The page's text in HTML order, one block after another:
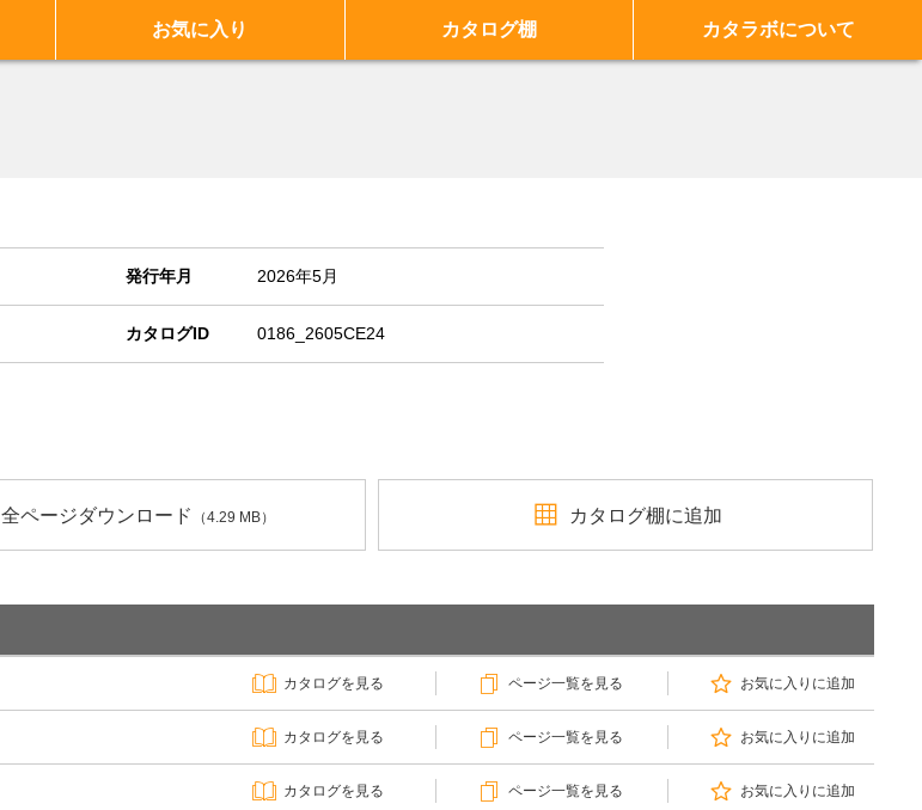
お気に入り カタログ棚 カタラボについて
発行年月 2026年5月
カタログID 0186_2605CE24
全ページダウンロード （4.29 MB） カタログ棚に追加
カタログを見る ページ一覧を見る お気に入りに追加
カタログを見る ページ一覧を見る お気に入りに追加
カタログを見る ページ一覧を見る お気に入りに追加